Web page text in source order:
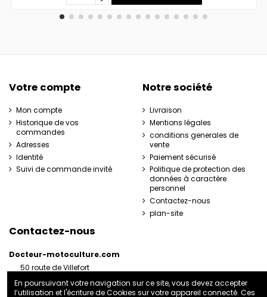
Votre compte
Mon compte
Historique de vos
commandes
Adresses
Identité
Suivi de commande invité
Notre société
Livraison
Mentions légales
conditions generales de
vente
Paiement sécurisé
Politique de protection des
données à caractère
personnel
Contactez-nous
plan-site
Contactez-nous
Docteur-motoculture.com
50 route de Villefort
France
En poursuivant votre navigation sur ce site, vous devez accepter
l’utilisation et l'écriture de Cookies sur votre appareil connecté. Ces